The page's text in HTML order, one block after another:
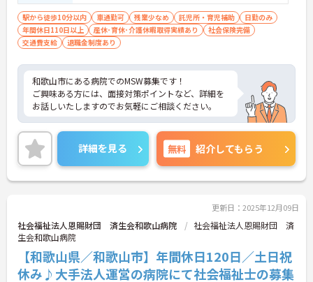
駅から徒歩10分以内 車通勤可 残業少なめ 託児所・育児補助
日勤のみ
年間休日110日以上
産休･育休･介護休暇取得実績あり
社会保険完備
交通費支給
退職金制度あり
和歌山市にある病院でのMSW募集です！
ご興味ある方には、面接対策ポイントなど、詳細を
お話しいたしますのでお気軽にご相談ください。
詳細を見る 無料 紹介してもらう
更新日：2025年12月09日
社会福祉法人恩賜財団 済生会和歌山病院
社会福祉法人恩賜財団 済
生会和歌山病院
【和歌山県／和歌山市】年間休日120日／土日祝
休み♪大手法人運営の病院にて社会福祉士の募集